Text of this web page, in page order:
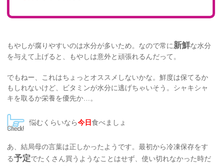
もやしが腐りやすいのは水分が多いため。なので常に新鮮な水分
を与えて上げると、もやしは意外と頑張れるんだって。
でもねー、これはちょっとオススメしないかな。鮮度は保てるか
もしれないけど、ビタミンが水分に逃げちゃいそう。シャキシャ
キを取るか栄養を優先か…。
悩むくらいなら今日食べましょ
あ、結局母の言葉は正しかったようです。最初から冷凍保存をす
る予定でたくさん買うようなことはせず、使い切れなかった時だ